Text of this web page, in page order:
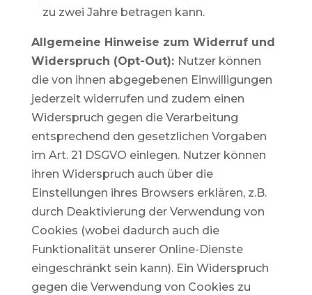
zu zwei Jahre betragen kann.
Allgemeine Hinweise zum Widerruf und
Widerspruch (Opt-Out): Nutzer können
die von ihnen abgegebenen Einwilligungen
jederzeit widerrufen und zudem einen
Widerspruch gegen die Verarbeitung
entsprechend den gesetzlichen Vorgaben
im Art. 21 DSGVO einlegen. Nutzer können
ihren Widerspruch auch über die
Einstellungen ihres Browsers erklären, z.B.
durch Deaktivierung der Verwendung von
Cookies (wobei dadurch auch die
Funktionalität unserer Online-Dienste
eingeschränkt sein kann). Ein Widerspruch
gegen die Verwendung von Cookies zu